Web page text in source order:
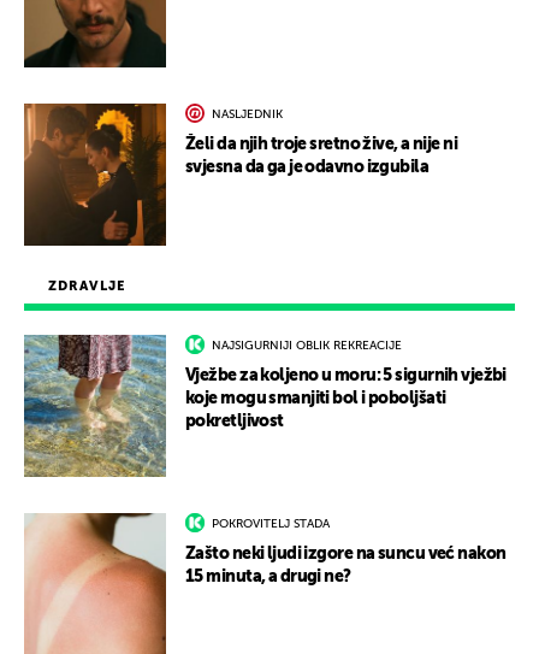
ZDRAVLJE
NAJSIGURNIJI OBLIK REKREACIJE
Vježbe za koljeno u moru: 5 sigurnih vježbi
koje mogu smanjiti bol i poboljšati
pokretljivost
POKROVITELJ STADA
Zašto neki ljudi izgore na suncu već nakon
15 minuta, a drugi ne?
NASLJEDNIK
Želi da njih troje sretno žive, a nije ni
svjesna da ga je odavno izgubila